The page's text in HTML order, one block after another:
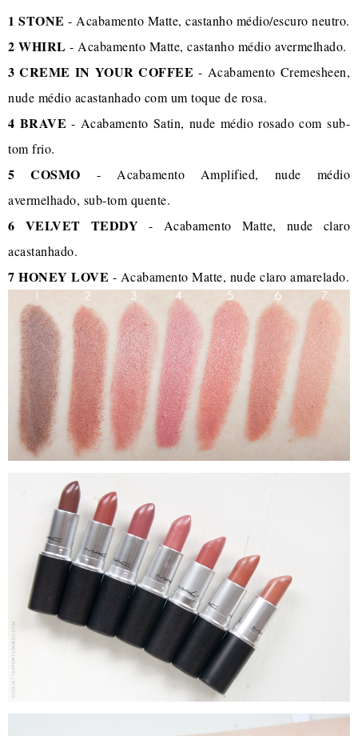
1 STONE - Acabamento Matte, castanho médio/escuro neutro.
2 WHIRL - Acabamento Matte, castanho médio avermelhado.
3 CREME IN YOUR COFFEE- Acabamento Cremesheen,
nude médio acastanhado com um toque de rosa.
4 BRAVE- Acabamento Satin, nude médio rosado com sub-
tom frio.
5 COSMO - Acabamento Amplified, nude médio
avermelhado, sub-tom quente.
6 VELVET TEDDY - Acabamento Matte, nude claro
acastanhado.
7 HONEY LOVE - Acabamento Matte, nude claro amarelado.